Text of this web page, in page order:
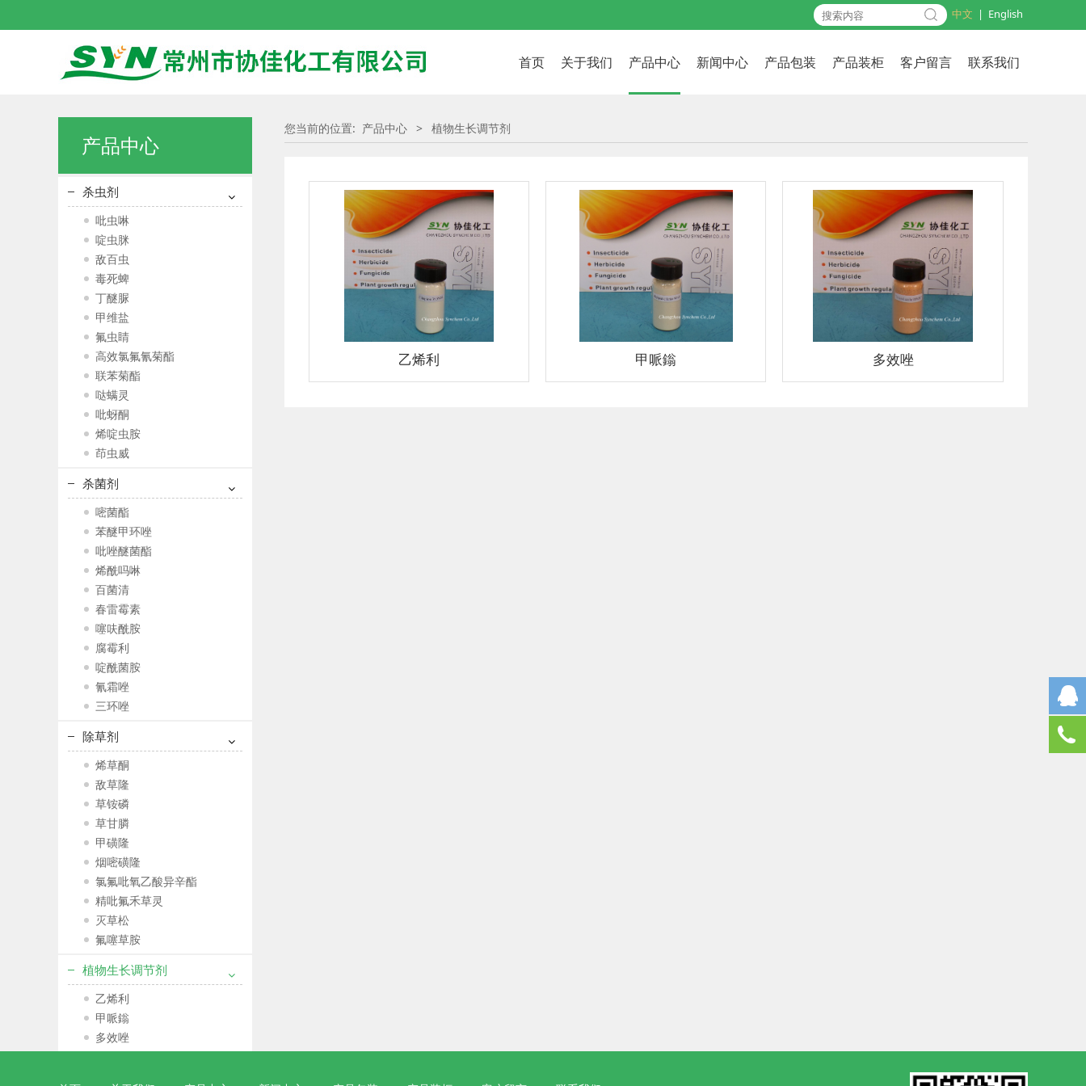
中文 | English
首页 关于我们 产品中心 新闻中心 产品包装 产品装柜 客户留言 联系我们
产品中心
杀虫剂
吡虫啉
啶虫脒
敌百虫
毒死蜱
丁醚脲
甲维盐
氟虫睛
高效氯氟氰菊酯
联苯菊酯
哒螨灵
吡蚜酮
烯啶虫胺
茚虫威
杀菌剂
嘧菌酯
苯醚甲环唑
吡唑醚菌酯
烯酰吗啉
百菌清
春雷霉素
噻呋酰胺
腐霉利
啶酰菌胺
氰霜唑
三环唑
除草剂
烯草酮
敌草隆
草铵磷
草甘膦
甲磺隆
烟嘧磺隆
氯氟吡氧乙酸异辛酯
精吡氟禾草灵
灭草松
氟噻草胺
植物生长调节剂
乙烯利
甲哌鎓
多效唑
您当前的位置: 产品中心 > 植物生长调节剂
乙烯利 甲哌鎓 多效唑